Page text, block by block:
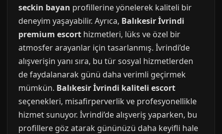
seckin bayan profillerine yönelerek kaliteli bir
deneyim yaşayabilir. Ayrıca, Balıkesir İvrindi
premium escort hizmetleri, lüks ve özel bir
atmosfer arayanlar için tasarlanmış. İvrindi’de
alışverişin yanı sıra, bu tür sosyal hizmetlerden
de faydalanarak günü daha verimli geçirmek
mümkün. Balıkesir İvrindi kaliteli escort
seçenekleri, misafirperverlik ve profesyonellikle
hizmet sunuyor. İvrindi’de alışveriş yaparken, bu
profillere göz atarak gününüzü daha keyifli hale